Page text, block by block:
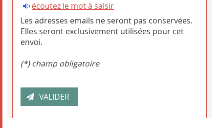
écoutez le mot à saisir
Les adresses emails ne seront pas conservées.
Elles seront exclusivement utilisées pour cet
envoi.
(*) champ obligatoire